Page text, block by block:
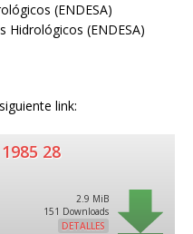
(ENDESA)
Hidrológicos (ENDESA)
link:
28
2.9 MiB
151 Downloads
DETALLES